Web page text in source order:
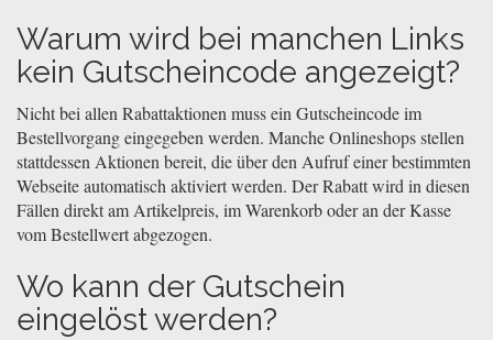
Warum wird bei manchen Links
kein Gutscheincode angezeigt?
Nicht bei allen Rabattaktionen muss ein Gutscheincode im
Bestellvorgang eingegeben werden. Manche Onlineshops stellen
stattdessen Aktionen bereit, die über den Aufruf einer bestimmten
Webseite automatisch aktiviert werden. Der Rabatt wird in diesen
Fällen direkt am Artikelpreis, im Warenkorb oder an der Kasse
vom Bestellwert abgezogen.
Wo kann der Gutschein
eingelöst werden?